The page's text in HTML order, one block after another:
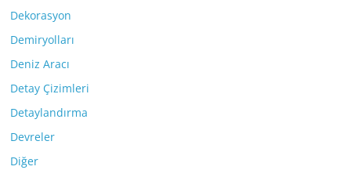
Dekorasyon
Demiryolları
Deniz Aracı
Detay Çizimleri
Detaylandırma
Devreler
Diğer